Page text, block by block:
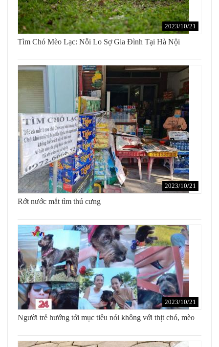
2023/10/21
Tìm Chó Mèo Lạc: Nỗi Lo Sợ Gia Đình Tại Hà Nội
2023/10/21
Rớt nước mắt tìm thú cưng
2023/10/21
Người trẻ hướng tới mục tiêu nói không với thịt chó, mèo